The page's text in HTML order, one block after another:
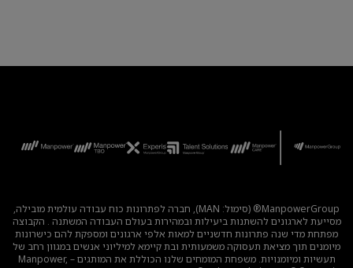
ManpowerGroup® (סימול: MAN), חברה לפתרונות כוח עבודה עולמית מובילה,
מסייעת לארגונים להשתנות ביעילות ובמהירות בעולם העבודה המשתנה . הקבוצה
מפתחת מדי שנה פתרונות חדשניים למאות אלפי ארגונים ומספקת להם כישרונות
מיומנים תוך מציאת תעסוקה משמעותית ובת קיימא למיליוני אנשים במגוון רחב של
תעשיות ומיומנויות. משפחת המומחים שלנו הכוללת את המותגים – Manpower,